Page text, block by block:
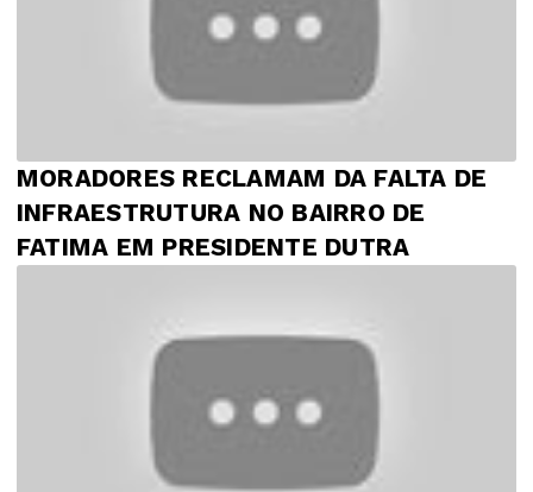
MORADORES RECLAMAM DA FALTA DE
INFRAESTRUTURA NO BAIRRO DE
FATIMA EM PRESIDENTE DUTRA